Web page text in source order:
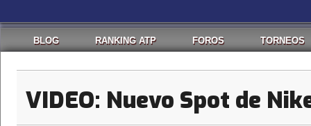
BLOG RANKING ATP FOROS TORNEOS
VIDEO: Nuevo Spot de